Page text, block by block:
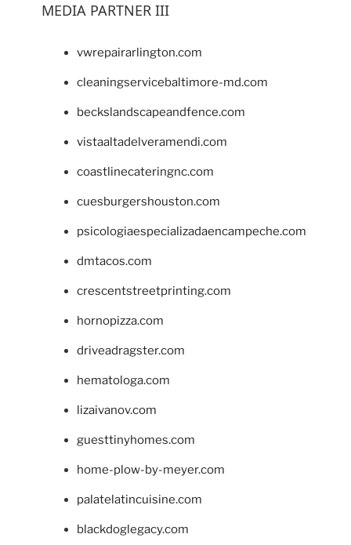
MEDIA PARTNER III
vwrepairarlington.com
cleaningservicebaltimore-md.com
beckslandscapeandfence.com
vistaaltadelveramendi.com
coastlinecateringnc.com
cuesburgershouston.com
psicologiaespecializadaencampeche.com
dmtacos.com
crescentstreetprinting.com
hornopizza.com
driveadragster.com
hematologa.com
lizaivanov.com
guesttinyhomes.com
home-plow-by-meyer.com
palatelatincuisine.com
blackdoglegacy.com